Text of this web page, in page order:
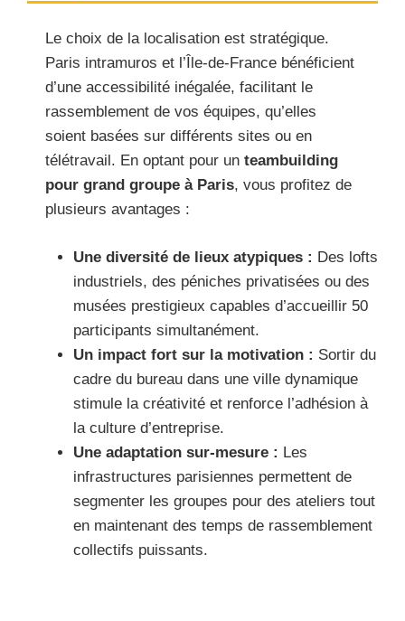
Le choix de la localisation est stratégique.
Paris intramuros et l’Île-de-France bénéficient
d’une accessibilité inégalée, facilitant le
rassemblement de vos équipes, qu’elles
soient basées sur différents sites ou en
télétravail. En optant pour un teambuilding
pour grand groupe à Paris, vous profitez de
plusieurs avantages :
Une diversité de lieux atypiques : Des lofts
industriels, des péniches privatisées ou des
musées prestigieux capables d’accueillir 50
participants simultanément.
Un impact fort sur la motivation : Sortir du
cadre du bureau dans une ville dynamique
stimule la créativité et renforce l’adhésion à
la culture d’entreprise.
Une adaptation sur-mesure : Les
infrastructures parisiennes permettent de
segmenter les groupes pour des ateliers tout
en maintenant des temps de rassemblement
collectifs puissants.